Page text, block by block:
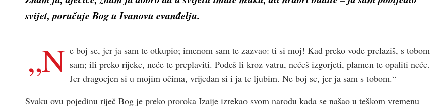
svijet, poručuje Bog u Ivanovu evanđelju.
„N e boj se, jer ja sam te otkupio; imenom sam te zazvao: ti si moj! Kad preko vode prelaziš, s tobom
sam; ili preko rijeke, neće te preplaviti. Pođeš li kroz vatru, nećeš izgorjeti, plamen te opaliti neće.
Jer dragocjen si u mojim očima, vrijedan si i ja te ljubim. Ne boj se, jer ja sam s tobom.“
Svaku ovu pojedinu riječ Bog je preko proroka Izaije izrekao svom narodu kada se našao u teškom vremenu